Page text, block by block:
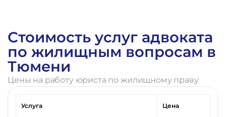
Стоимость услуг адвоката
по жилищным вопросам в
Тюмени
Цены на работу юриста по жилищному праву
Услуга Цена